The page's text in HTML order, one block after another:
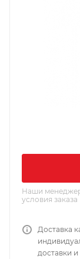
Наши
условия заказа
Доставка
доставки